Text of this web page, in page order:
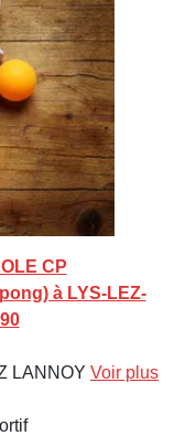
CP
à LYS-LEZ-
LANNOY Voir plus